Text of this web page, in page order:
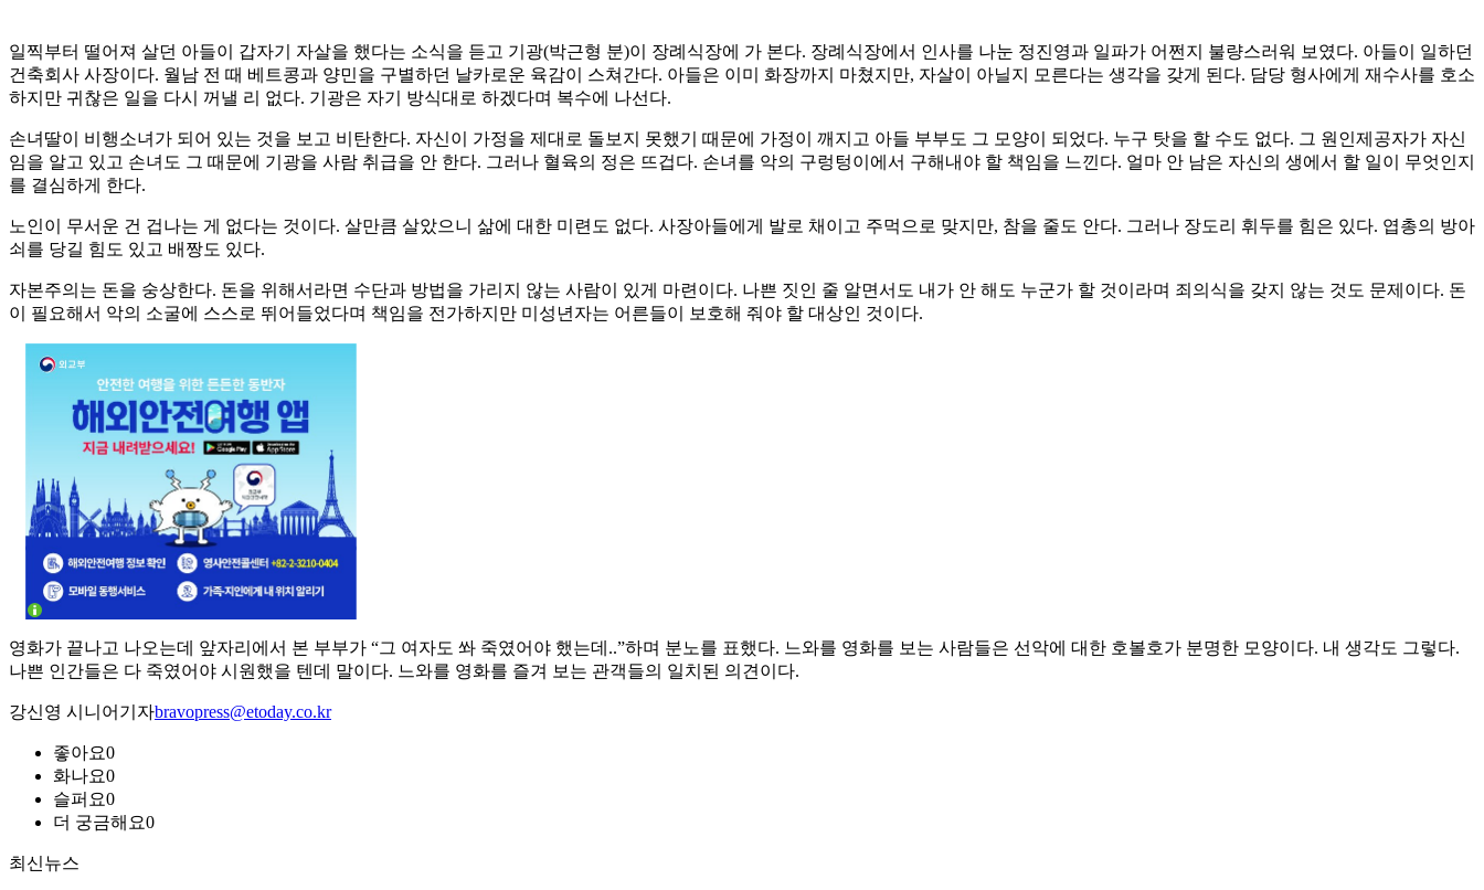
일찍부터 떨어져 살던 아들이 갑자기 자살을 했다는 소식을 듣고 기광(박근형 분)이 장례식장에 가 본다. 장례식장에서 인사를 나눈 정진영과 일파가 어쩐지 불량스러워 보였다. 아들이 일하던
건축회사 사장이다. 월남 전 때 베트콩과 양민을 구별하던 날카로운 육감이 스쳐간다. 아들은 이미 화장까지 마쳤지만, 자살이 아닐지 모른다는 생각을 갖게 된다. 담당 형사에게 재수사를 호소
하지만 귀찮은 일을 다시 꺼낼 리 없다. 기광은 자기 방식대로 하겠다며 복수에 나선다.
손녀딸이 비행소녀가 되어 있는 것을 보고 비탄한다. 자신이 가정을 제대로 돌보지 못했기 때문에 가정이 깨지고 아들 부부도 그 모양이 되었다. 누구 탓을 할 수도 없다. 그 원인제공자가 자신
임을 알고 있고 손녀도 그 때문에 기광을 사람 취급을 안 한다. 그러나 혈육의 정은 뜨겁다. 손녀를 악의 구렁텅이에서 구해내야 할 책임을 느낀다. 얼마 안 남은 자신의 생에서 할 일이 무엇인지
를 결심하게 한다.
노인이 무서운 건 겁나는 게 없다는 것이다. 살만큼 살았으니 삶에 대한 미련도 없다. 사장아들에게 발로 채이고 주먹으로 맞지만, 참을 줄도 안다. 그러나 장도리 휘두를 힘은 있다. 엽총의 방아
쇠를 당길 힘도 있고 배짱도 있다.
자본주의는 돈을 숭상한다. 돈을 위해서라면 수단과 방법을 가리지 않는 사람이 있게 마련이다. 나쁜 짓인 줄 알면서도 내가 안 해도 누군가 할 것이라며 죄의식을 갖지 않는 것도 문제이다. 돈
이 필요해서 악의 소굴에 스스로 뛰어들었다며 책임을 전가하지만 미성년자는 어른들이 보호해 줘야 할 대상인 것이다.
영화가 끝나고 나오는데 앞자리에서 본 부부가 “그 여자도 쏴 죽였어야 했는데..”하며 분노를 표했다. 느와를 영화를 보는 사람들은 선악에 대한 호볼호가 분명한 모양이다. 내 생각도 그렇다.
나쁜 인간들은 다 죽였어야 시원했을 텐데 말이다. 느와를 영화를 즐겨 보는 관객들의 일치된 의견이다.
강신영 시니어기자bravopress@etoday.co.kr
좋아요0
화나요0
슬퍼요0
더 궁금해요0
최신뉴스